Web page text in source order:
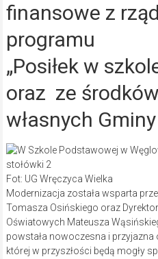
finansowe z
programu
„Posiłek w
oraz ze środków
własnych
Fot: UG Wręczyca Wielka
Modernizacja została wsparta
Tomasza Osińskiego oraz
Oświatowych Mateusza
powstała nowoczesna i przyjazna
której w przyszłości będą mogły